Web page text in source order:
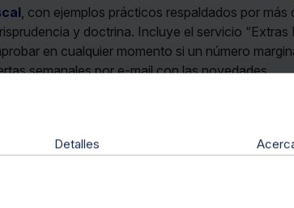
Detalles
, con ejemplos prácticos respaldados por más
y doctrina. Incluye el servicio “Extras
en cualquier momento si un número
semanales por e-mail con las novedades.